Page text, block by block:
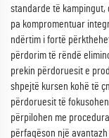
standarde të
pa kompromentuar
ndërtim i fortë
përdorim të rëndë
prekin përdoruesit e
shpejtë kursen kohë të
përdoruesit të
përpilohen me
përfaqëson një